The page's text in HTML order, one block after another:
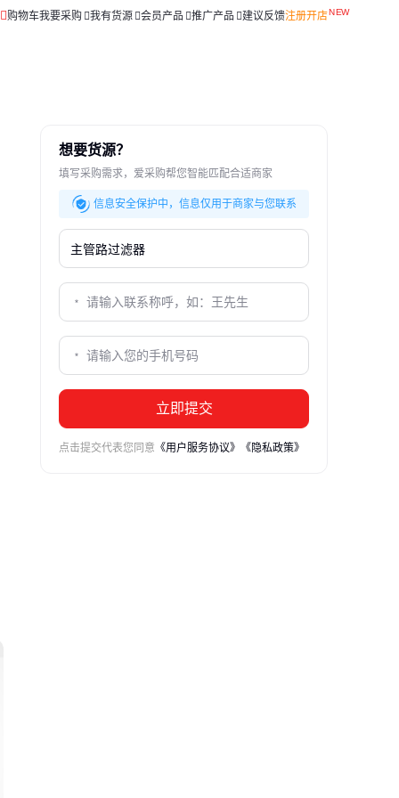
购物车我要采购 我有货源 会员产品 推广产品 建议反馈注册开店
想要货源？
填写采购需求，爱采购帮您智能匹配合适商家
信息安全保护中，信息仅用于商家与您联系
立即提交
点击提交代表您同意 《用户服务协议》 《隐私政策》